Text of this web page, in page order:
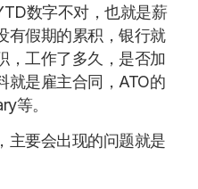
数字不对，也就是薪
有假期的累积，银行就
，工作了多久，是否加
就是雇主合同，ATO的
等。
主要会出现的问题就是